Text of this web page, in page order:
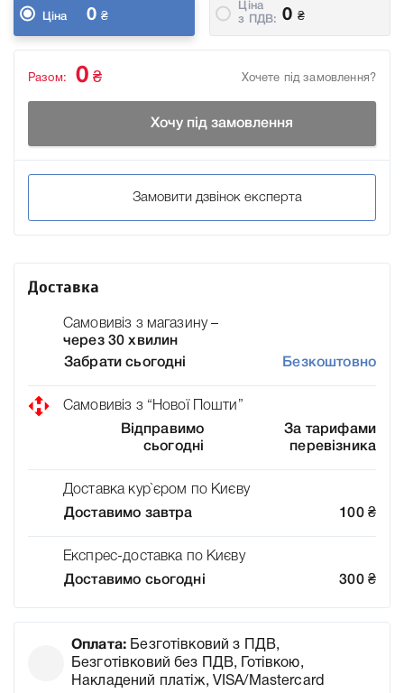
Ціна 0 ₴
Ціна
з ПДВ:
0 ₴
Хочете під замовлення?
Разом: 0 ₴
Хочу під замовлення
Замовити дзвінок експерта
Доставка
Самовивіз з магазину –
через 30 хвилин
Забрати сьогодні
Безкоштовно
Самовивіз з “Нової Пошти”
Відправимо
сьогодні
За тарифами
перевізника
Доставка кур`єром по Києву
Доставимо завтра
100 ₴
Експрес-доставка по Києву
Доставимо сьогодні
300 ₴
Оплата: Безготівковий з ПДВ,
Безготівковий без ПДВ, Готівкою,
Накладений платіж, VISA/Mastercard